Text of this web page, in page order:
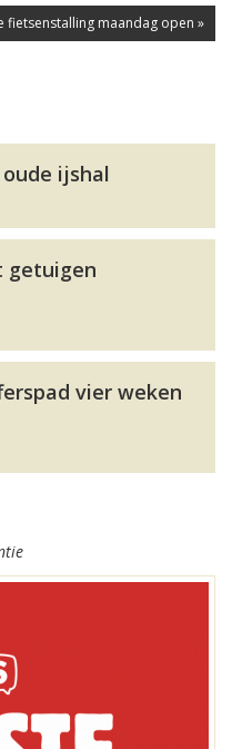
fietsenstalling maandag open »
ijshal
getuigen
vier weken